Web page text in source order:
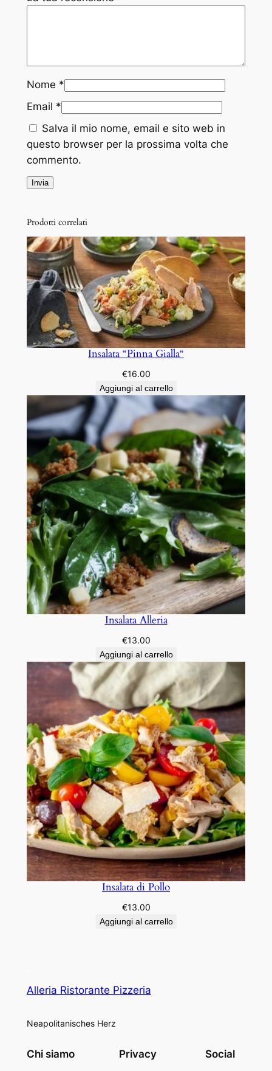
a
à
Nome *
Email *
Salva il mio nome, email e sito web in
questo browser per la prossima volta che
commento.
Prodotti correlati
Insalata “Pinna Gialla“
€16.00
Aggiungi al carrello
Insalata Alleria
€13.00
Aggiungi al carrello
Insalata di Pollo
€13.00
Aggiungi al carrello
Alleria Ristorante Pizzeria
Neapolitanisches Herz
Chi siamo Privacy Social